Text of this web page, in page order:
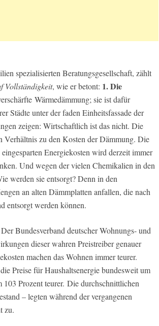
spezialisierten Beratungsgesellschaft, zählt
Vollständigkeit, wie er betont: 1. Die
Wärmedämmung; sie ist dafür
Städte unter der faden Einheitsfassade der
zeigen: Wirtschaftlich ist das nicht. Die
Verhältnis zu den Kosten der Dämmung. Die
Energiekosten wird derzeit immer
Und wegen der vielen Chemikalien in den
werden sie entsorgt? Denn in den
an alten Dämmplatten anfallen, die nach
entsorgt werden können.
Der Bundesverband deutscher Wohnungs- und
dieser wahren Preistreiber genauer
machen das Wohnen immer teurer.
Preise für Haushaltsenergie bundesweit um
103 Prozent teurer. Die durchschnittlichen
– legten während der vergangenen
zu.